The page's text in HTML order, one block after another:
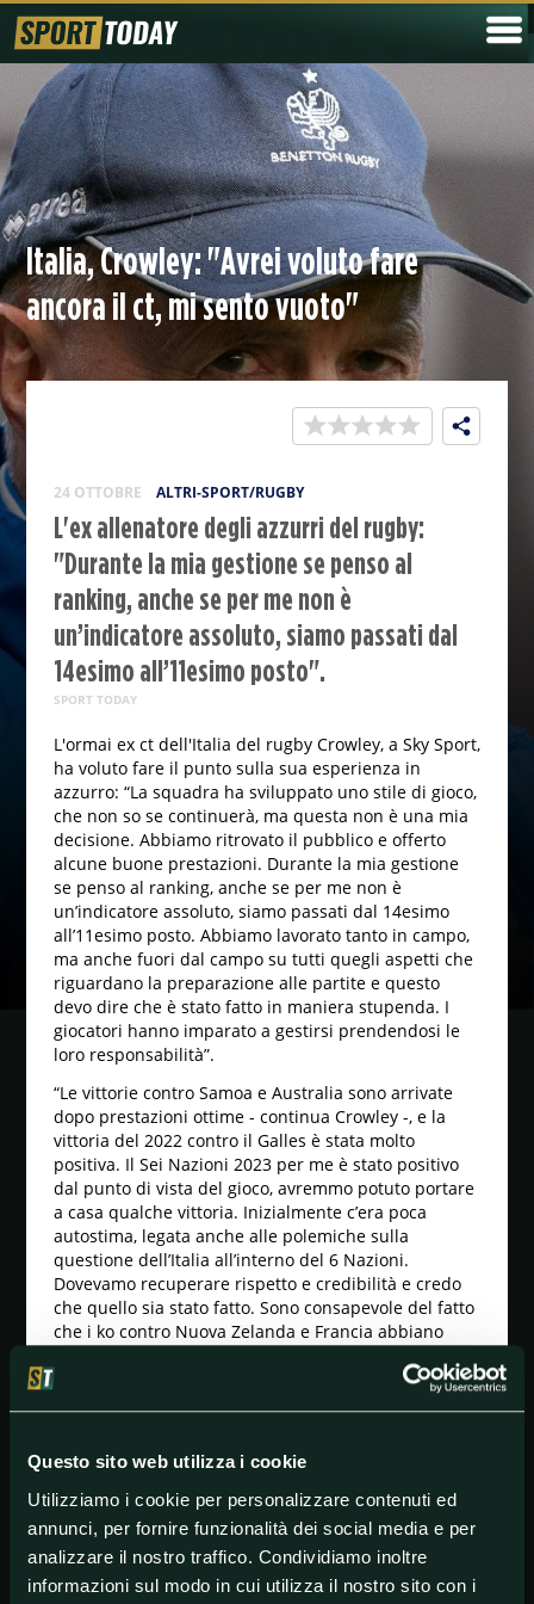
Questo sito web utilizza i cookie
Utilizziamo i cookie per personalizzare contenuti ed
annunci, per fornire funzionalità dei social media e per
analizzare il nostro traffico. Condividiamo inoltre
informazioni sul modo in cui utilizza il nostro sito con i
Italia, Crowley: "Avrei voluto fare
ancora il ct, mi sento vuoto"
24 OTTOBRE ALTRI-SPORT/RUGBY
L'ex allenatore degli azzurri del rugby:
"Durante la mia gestione se penso al
ranking, anche se per me non è
un’indicatore assoluto, siamo passati dal
14esimo all’11esimo posto".
SPORT TODAY
L'ormai ex ct dell'Italia del rugby Crowley, a Sky Sport,
ha voluto fare il punto sulla sua esperienza in
azzurro: “La squadra ha sviluppato uno stile di gioco,
che non so se continuerà, ma questa non è una mia
decisione. Abbiamo ritrovato il pubblico e offerto
alcune buone prestazioni. Durante la mia gestione
se penso al ranking, anche se per me non è
un’indicatore assoluto, siamo passati dal 14esimo
all’11esimo posto. Abbiamo lavorato tanto in campo,
ma anche fuori dal campo su tutti quegli aspetti che
riguardano la preparazione alle partite e questo
devo dire che è stato fatto in maniera stupenda. I
giocatori hanno imparato a gestirsi prendendosi le
loro responsabilità”.
“Le vittorie contro Samoa e Australia sono arrivate
dopo prestazioni ottime - continua Crowley -, e la
vittoria del 2022 contro il Galles è stata molto
positiva. Il Sei Nazioni 2023 per me è stato positivo
dal punto di vista del gioco, avremmo potuto portare
a casa qualche vittoria. Inizialmente c’era poca
autostima, legata anche alle polemiche sulla
questione dell’Italia all’interno del 6 Nazioni.
Dovevamo recuperare rispetto e credibilità e credo
che quello sia stato fatto. Sono consapevole del fatto
che i ko contro Nuova Zelanda e Francia abbiano
determinare tutto quello che è stato fatto”.
Infine, Crowley ha ammesso: “Non lo nascondo, avrei
vuoto, anche perché tanti di loro arriveranno ad
avere 50-60 caps a livello internazionale e questo
potrà voler dire solo una cosa: migliorare in vista del
2027 e del 2031. Lavorare su potenza, esplosività e
stazza. Quello che abbiamo visto alla Rugby World
Cup dai top teams. Se penso alle nostre gare contro